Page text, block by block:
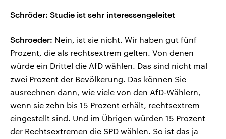
Schröder: Studie ist sehr interessengeleitet
Schroeder: Nein, ist sie nicht. Wir haben gut fünf
Prozent, die als rechtsextrem gelten. Von denen
würde ein Drittel die AfD wählen. Das sind nicht mal
zwei Prozent der Bevölkerung. Das können Sie
ausrechnen dann, wie viele von den AfD-Wählern,
wenn sie zehn bis 15 Prozent erhält, rechtsextrem
eingestellt sind. Und im Übrigen würden 15 Prozent
der Rechtsextremen die SPD wählen. So ist das ja